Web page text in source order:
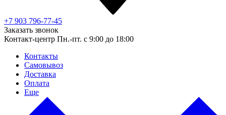
+7 903 796-77-45
Заказать звонок
Контакт-центр Пн.-пт. с 9:00 до 18:00
Контакты
Самовывоз
Доставка
Оплата
Еще